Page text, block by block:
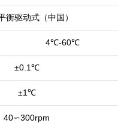
衡驱动式（中国）
4℃-60℃
±0.1℃
±1℃
40∽300rpm